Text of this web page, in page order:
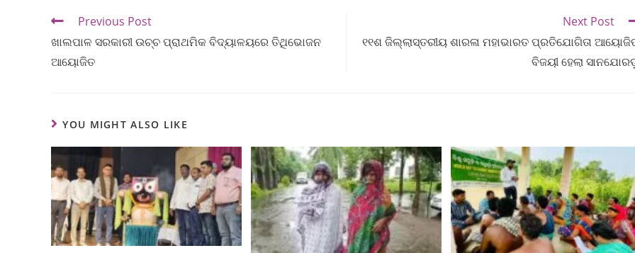
Previous Post
ଖାଲପାଳ ସରକାରୀ ଉଚ୍ଚ ପ୍ରାଥମିକ ବିଦ୍ୟାଳୟରେ ତିଥିଭୋଜନ
ଆୟୋଜିତ
Next Post
୧୧ଶ ଜିଲ୍ଲାସ୍ତରୀୟ ଶାରଳା ମହାଭାରତ ପ୍ରତିଯୋଗିତା
ବିଜୟୀ ହେଲା
YOU MIGHT ALSO LIKE